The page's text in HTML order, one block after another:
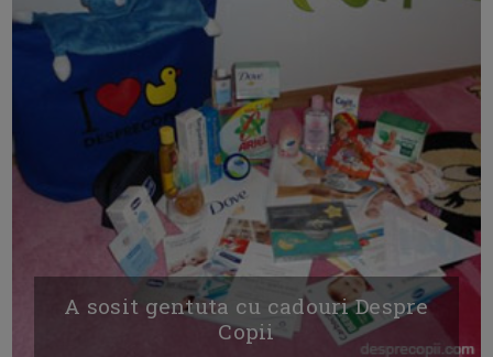
A sosit gentuta cu cadouri Despre
Copii